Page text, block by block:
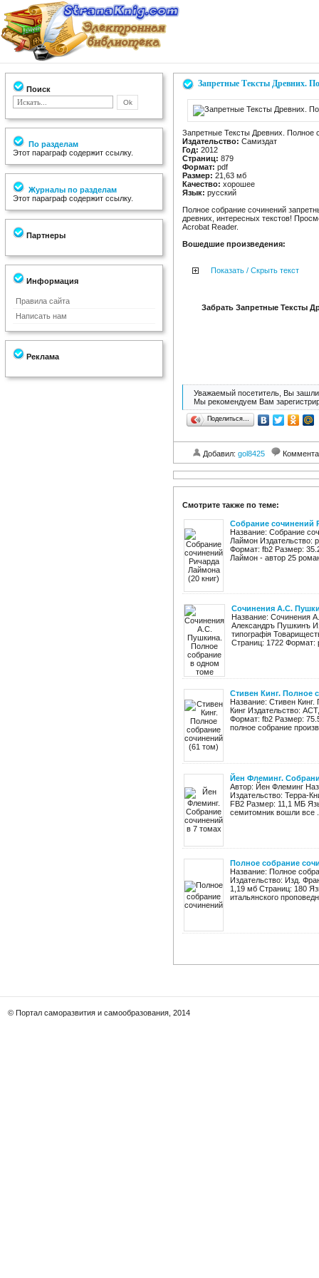
Поиск
По разделам
Этот параграф содержит ссылку.
Журналы по разделам
Этот параграф содержит ссылку.
Партнеры
Информация
Правила сайта
Написать нам
Реклама
Запретные Тексты Древних.
Запретные Тексты Древних. Полное
Издательство: Самиздат
Год: 2012
Страниц: 879
Формат: pdf
Размер: 21,63 мб
Качество: хорошее
Язык: русский
Полное собрание сочинений
древних, интересных текстов!
Acrobat Reader.
Вошедшие произведения:
Показать / Скрыть текст
Забрать Запретные Тексты
Уважаемый посетитель, Вы зашли
Мы рекомендуем Вам
Поделиться…
Добавил: gol8425
Смотрите также по теме:
Собрание сочинений
Название: Собрание
Лаймон Издательство:
Формат: fb2 Размер:
Лаймон - автор 25
Сочинения А.С.
Название: Сочинения
Александръ Пушкинъ
типографія
Страниц: 1722 Формат:
Стивен Кинг. Полное
Название: Стивен
Кинг Издательство:
Формат: fb2 Размер:
полное собрание
Йен Флеминг.
Автор: Йен Флеминг
Издательство: Терра-
FB2 Размер: 11,1 МБ
семитомник вошли все
Полное собрание
Название: Полное
Издательство: Изд.
1,19 мб Страниц: 180
итальянского
© Портал саморазвития и самообразования, 2014